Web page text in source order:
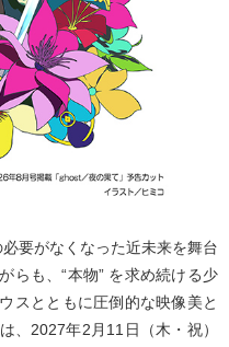
要がなくなった近未来を舞台
らも、“本物” を求め続ける少
スとともに圧倒的な映像美と
、2027年2月11日（木・祝）